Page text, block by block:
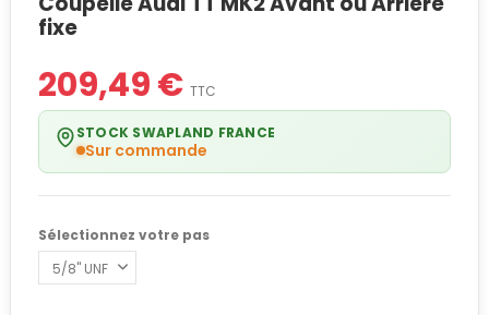
fixe
209,49 € TTC
STOCK SWAPLAND FRANCE
Sur commande
Sélectionnez votre pas